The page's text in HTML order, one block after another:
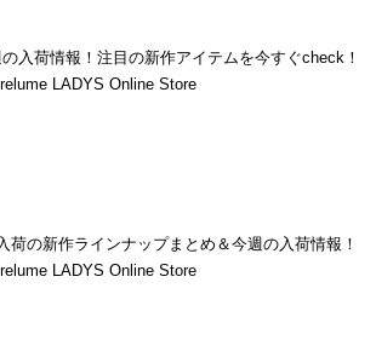
の入荷情報！注目の新作アイテムを今すぐcheck！
LADYS Online Store
荷の新作ラインナップまとめ＆今週の入荷情報！
LADYS Online Store